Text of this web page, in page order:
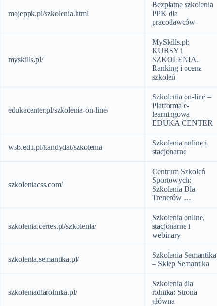
mojeppk.pl/szkolenia.html
Bezpłatne szkolenia
PPK dla
pracodawców
myskills.pl/
MySkills.pl:
KURSY i
SZKOLENIA.
Ranking i ocena
szkoleń
edukacenter.pl/szkolenia-on-line/
Szkolenia on-line –
Platforma e-
learningowa
EDUKA CENTER
wsb.edu.pl/kandydat/szkolenia
Szkolenia online i
stacjonarne
szkoleniacss.com/
Centrum Szkoleń
Sportowych:
Szkolenia Dla
Trenerów …
szkolenia.certes.pl/szkolenia/
Szkolenia online,
stacjonarne i
webinary
szkolenia.semantika.pl/
Szkolenia Semantika
– Sklep Semantika
szkoleniadlarolnika.pl/
Szkolenia dla
rolnika: Strona
główna